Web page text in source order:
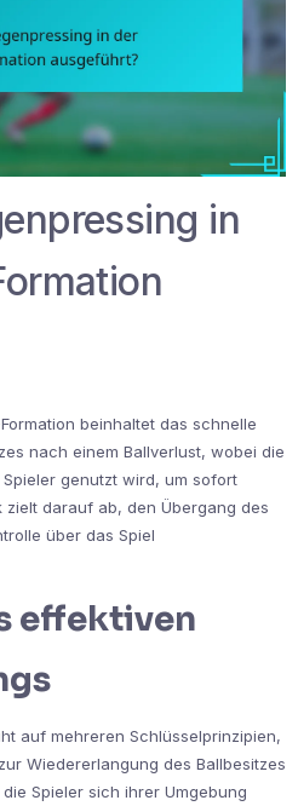
in
beinhaltet das schnelle
nach einem Ballverlust, wobei die
genutzt wird, um sofort
zielt darauf ab, den Übergang des
über das Spiel
effektiven
auf mehreren Schlüsselprinzipien,
Wiedererlangung des Ballbesitzes
Spieler sich ihrer Umgebung